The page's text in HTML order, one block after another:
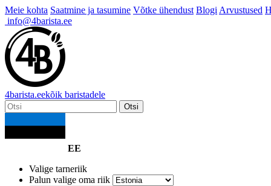
Meie kohta Saatmine ja tasumine Võtke ühendust Blogi Arvustused
info@4barista.ee
4barista.eekõik baristadele
Otsi
EE
Valige tarneriik
Palun valige oma riik